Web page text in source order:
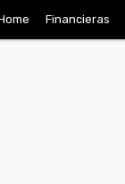
Financieras